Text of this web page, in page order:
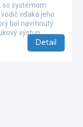
Detail
so systémom
vďaka jeho
bol navrhnutý
výstup...